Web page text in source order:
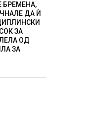
БРЕМЕНА,
ДА Ѝ
ЗА
ОД
ЗА